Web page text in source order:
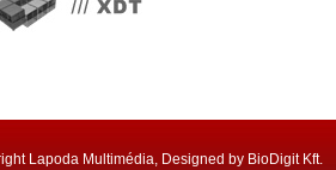
Lapoda Multimédia, Designed by BioDigit Kft.